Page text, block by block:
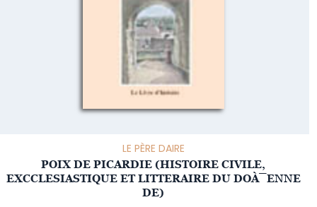
LE PÈRE DAIRE
POIX DE PICARDIE (HISTOIRE CIVILE,
EXCCLESIASTIQUE ET LITTERAIRE DU DOÀ¯ENNE
DE)